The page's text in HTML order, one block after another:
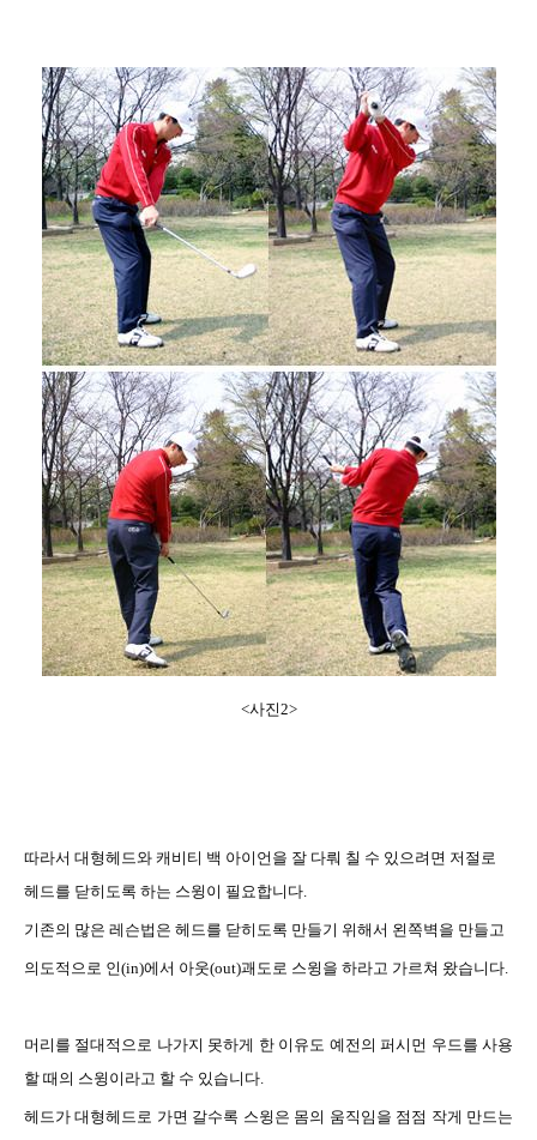
<사진2>
따라서 대형헤드와 캐비티 백 아이언을 잘 다뤄 칠 수 있으려면 저절로
헤드를 닫히도록 하는 스윙이 필요합니다.
기존의 많은 레슨법은 헤드를 닫히도록 만들기 위해서 왼쪽벽을 만들고
의도적으로 인(in)에서 아웃(out)괘도로 스윙을 하라고 가르쳐 왔습니다.
머리를 절대적으로 나가지 못하게 한 이유도 예전의 퍼시먼 우드를 사용
할 때의 스윙이라고 할 수 있습니다.
헤드가대형헤드로 가면 갈수록 스윙은 몸의 움직임을 점점 작게 만드는